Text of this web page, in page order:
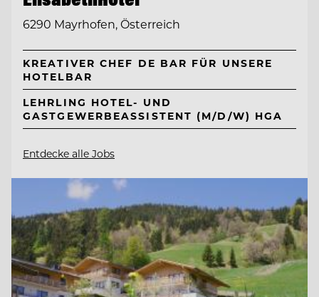
6290 Mayrhofen, Österreich
KREATIVER CHEF DE BAR FÜR UNSERE
HOTELBAR
LEHRLING HOTEL- UND
GASTGEWERBEASSISTENT (M/D/W) HGA
Entdecke alle Jobs